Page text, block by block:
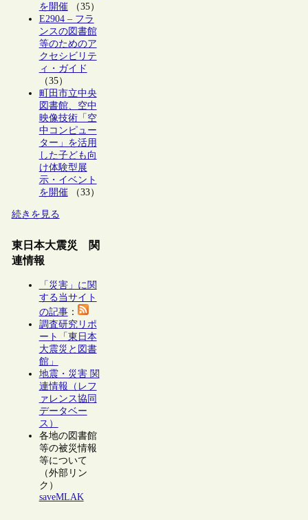
を開催（35）
E2904 – フラ
ンスの図書館
等のためのア
クセシビリテ
ィ・ガイド
（35）
町田市立中央
図書館、空中
映像技術「空
中コンピュー
ター」を活用
した子ども向
け体験型展
示・イベント
を開催（33）
続きを見る
東日本大震災 関
連情報
「災害」に関
する当サイト
の記事：
調査研究リポ
ート「東日本
大震災と図書
館」
地震・災害 関
連情報（レフ
ァレンス協同
データベー
ス）
各地の図書館
等の被災情報
等について
（外部リン
ク）
saveMLAK